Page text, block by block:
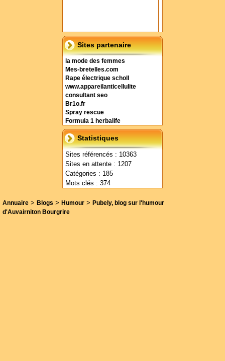
Sites partenaire
la mode des femmes
Mes-bretelles.com
Rape électrique scholl
www.appareilanticellulite
consultant seo
Br1o.fr
Spray rescue
Formula 1 herbalife
Statistiques
Sites référencés : 10363
Sites en attente : 1207
Catégories : 185
Mots clés : 374
Annuaire > Blogs > Humour > Pubely, blog sur l'humour
d'Auvairniton Bourgrire